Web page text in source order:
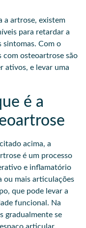
a artrose, existem
para retardar a
sintomas. Com o
com osteoartrose são
ativos, e levar uma
é a
acima, a
é um processo
e inflamatório
ou mais articulações
que pode levar a
funcional. Na
gradualmente se
articular,